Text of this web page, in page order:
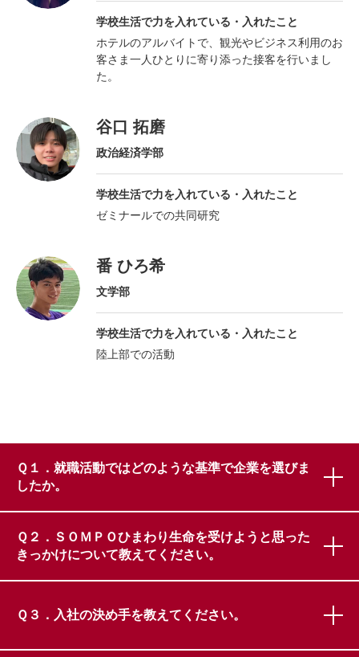
学校生活で力を入れている・ 入れたこと
ホテルのアルバイトで、観光やビジネス利用のお
客さま一人ひとりに寄り添った接客を行いまし
た。
谷口 拓磨
政治経済学部
学校生活で力を入れている・ 入れたこと
ゼミナールでの共同研究
番 ひろ希
文学部
学校生活で力を入れている・ 入れたこと
陸上部での活動
Ｑ１．就職活動ではどのような基準で企業を選びま
したか。
Ｑ２．ＳＯＭＰＯひまわり生命を受けようと思った
きっかけについて教えてください。
Ｑ３．入社の決め手を教えてください。